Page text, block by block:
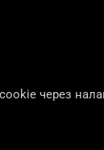
через